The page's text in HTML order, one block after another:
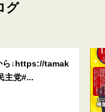
グ
ら↓https://tamak
主党#...